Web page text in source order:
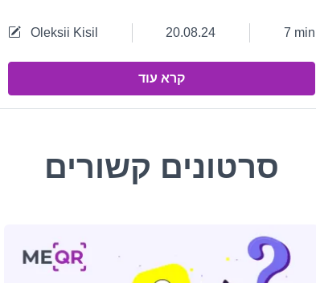
Oleksii Kisil 20.08.24 7 min
קרא עוד
סרטונים קשורים